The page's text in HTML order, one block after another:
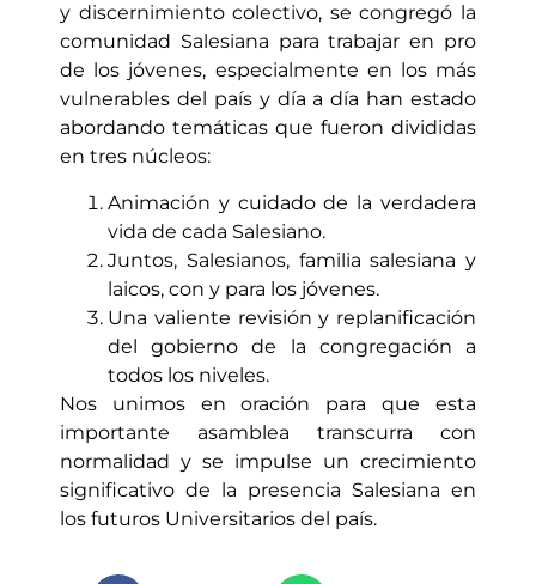
y discernimiento colectivo, se congregó la
comunidad Salesiana para trabajar en pro
de los jóvenes, especialmente en los más
vulnerables del país y día a día han estado
abordando temáticas que fueron divididas
en tres núcleos:
Animación y cuidado de la verdadera
vida de cada Salesiano.
Juntos, Salesianos, familia salesiana y
laicos, con y para los jóvenes.
Una valiente revisión y replanificación
del gobierno de la congregación a
todos los niveles.
Nos unimos en oración para que esta
importante asamblea transcurra con
normalidad y se impulse un crecimiento
significativo de la presencia Salesiana en
los futuros Universitarios del país.